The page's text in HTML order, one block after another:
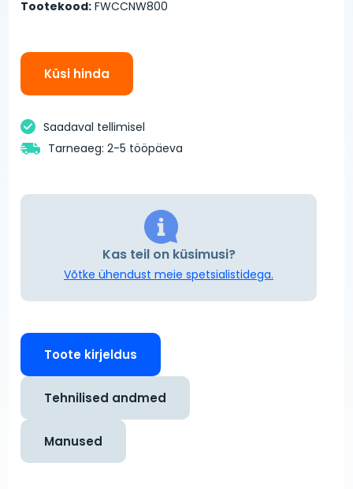
Tootekood: FWCCNW800
Küsi hinda
Saadaval tellimisel
Tarneaeg: 2-5 tööpäeva
Kas teil on küsimusi?
Võtke ühendust meie spetsialistidega.
Toote kirjeldus
Tehnilised andmed
Manused